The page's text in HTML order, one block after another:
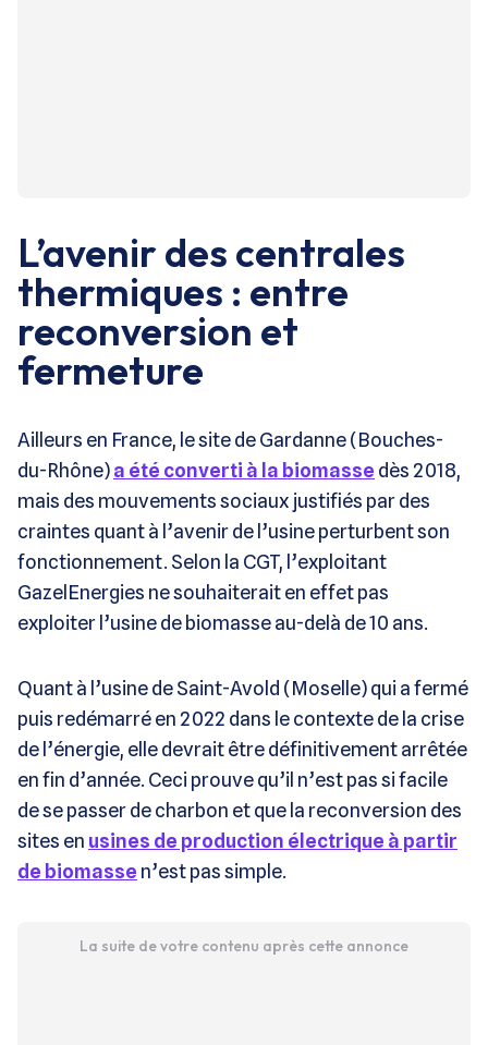
L’avenir des centrales
thermiques : entre
reconversion et
fermeture
Ailleurs en France, le site de Gardanne (Bouches-
du-Rhône)a été converti à la biomasse dès 2018,
mais des mouvements sociaux justifiés par des
craintes quant à l’avenir de l’usine perturbent son
fonctionnement. Selon la CGT, l’exploitant
GazelEnergies ne souhaiterait en effet pas
exploiter l’usine de biomasse au-delà de 10 ans.
Quant à l’usine de Saint-Avold (Moselle) qui a fermé
puis redémarré en 2022 dans le contexte de la crise
de l’énergie, elle devrait être définitivement arrêtée
en fin d’année. Ceci prouve qu’il n’est pas si facile
de se passer de charbon et que la reconversion des
sites en usines de production électrique à partir
de biomasse n’est pas simple.
La suite de votre contenu après cette annonce